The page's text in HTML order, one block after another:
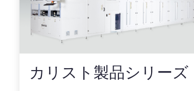
カリスト製品シリーズ